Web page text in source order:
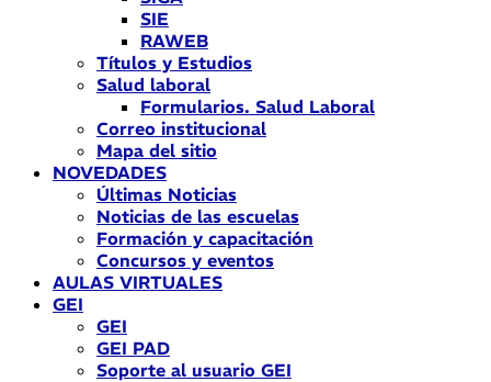
SIE
RAWEB
Títulos y Estudios
Salud laboral
Formularios. Salud Laboral
Correo institucional
Mapa del sitio
NOVEDADES
Últimas Noticias
Noticias de las escuelas
Formación y capacitación
Concursos y eventos
AULAS VIRTUALES
GEI
GEI
GEI PAD
Soporte al usuario GEI